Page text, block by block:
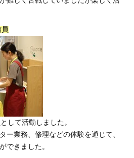
して活動しました。
ー業務、修理などの体験を通じて、
できました。